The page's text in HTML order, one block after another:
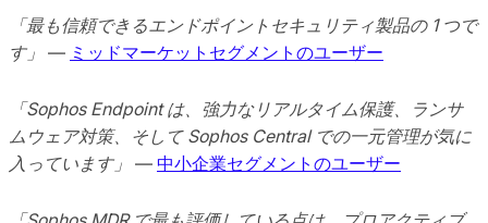
「最も信頼できるエンドポイントセキュリティ製品の 1 つで
す」 — ミッドマーケットセグメントのユーザー
「Sophos Endpoint は、強力なリアルタイム保護、ランサ
ムウェア対策、そして Sophos Central での一元管理が気に
入っています」 — 中小企業セグメントのユーザー